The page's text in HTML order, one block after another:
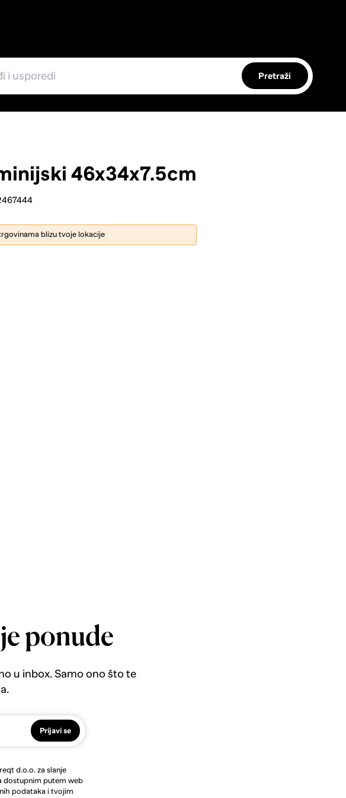
Pretraži
46x34x7.5cm
blizu tvoje lokacije
ponude
u inbox. Samo ono što te
Prijavi se
d.o.o. za slanje
dostupnim putem web
podataka i tvojim